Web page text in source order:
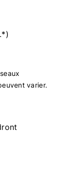
varier.